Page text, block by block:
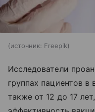
источник: Freepik
Исследователи
группах пациентов в
также от 12 до 17